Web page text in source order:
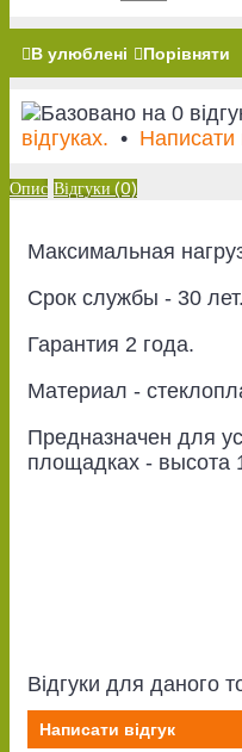
В улюблені Порівняти
відгуках. • Написати
Опис Відгуки (0)
Максимальная
Срок службы - 30 лет.
Гарантия 2 года.
Материал -
Предназначен для
площадках - высота
Відгуки для даного
Написати відгук